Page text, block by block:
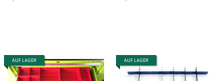
AUF LAGER AUF LAGER